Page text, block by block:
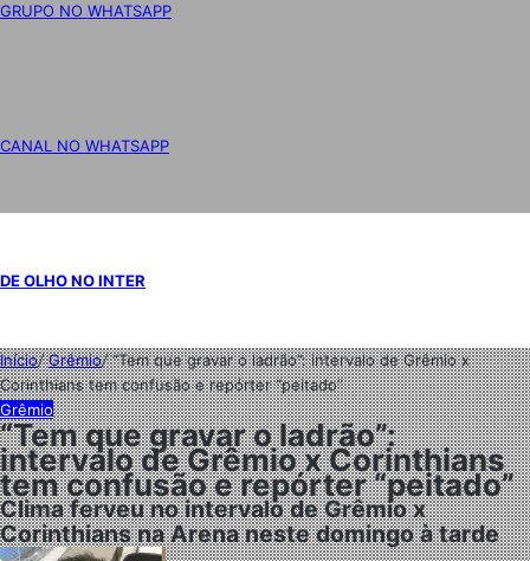
GRUPO NO WHATSAPP
CANAL NO WHATSAPP
DE OLHO NO INTER
Início/Grêmio/“Tem que gravar o ladrão”: intervalo de Grêmio x
Corinthians tem confusão e repórter “peitado”
Grêmio
“Tem que gravar o ladrão”:
intervalo de Grêmio x Corinthians
tem confusão e repórter “peitado”
Clima ferveu no intervalo de Grêmio x
Corinthians na Arena neste domingo à tarde